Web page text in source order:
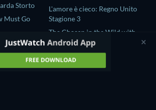
Storto
Must Go
- Un film
L'amore è cieco: Regno Unito
Stagione 3
The Chosen in the Wild with
Bear Grylls Stagione 1